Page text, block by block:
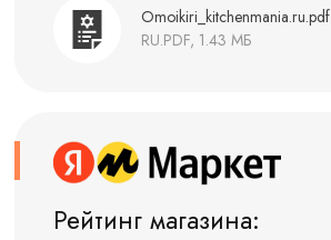
Omoikiri_kitchenmania.ru.pdf
RU.PDF, 1.43 МБ
Рейтинг магазина: